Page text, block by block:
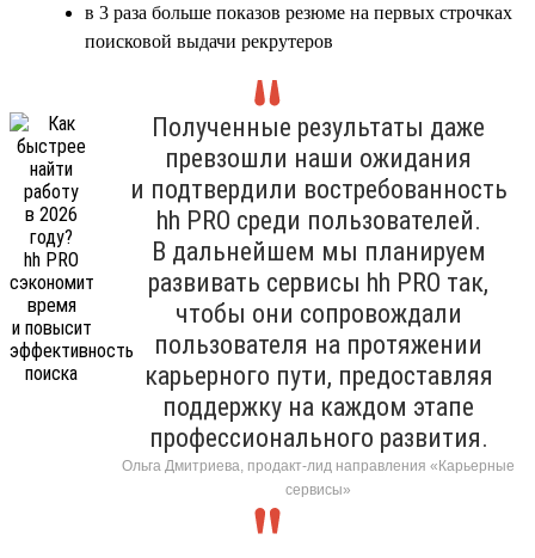
в 3 раза больше показов резюме на первых строчках
поисковой выдачи рекрутеров
Полученные результаты даже
превзошли наши ожидания
и подтвердили востребованность
hh PRO среди пользователей.
В дальнейшем мы планируем
развивать сервисы hh PRO так,
чтобы они сопровождали
пользователя на протяжении
карьерного пути, предоставляя
поддержку на каждом этапе
профессионального развития.
Ольга Дмитриева, продакт-лид направления «Карьерные
сервисы»